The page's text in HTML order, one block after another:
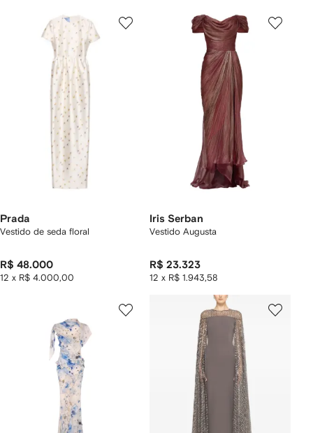
Prada
Vestido de seda floral
R$ 48.000
12 x R$ 4.000,00
Iris Serban
Vestido Augusta
R$ 23.323
12 x R$ 1.943,58